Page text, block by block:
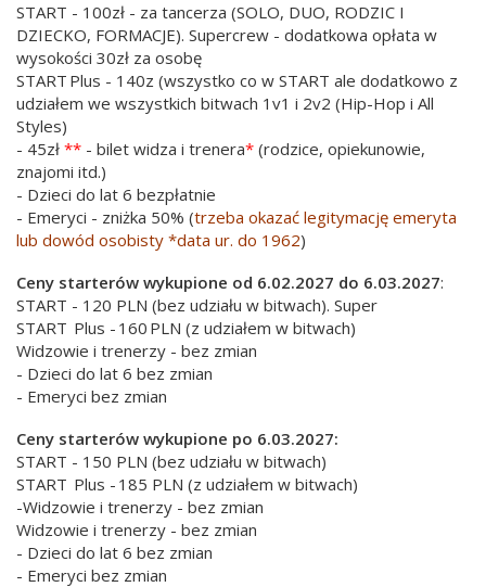
START - 100zł - za tancerza (SOLO, DUO, RODZIC I
DZIECKO, FORMACJE). Supercrew - dodatkowa opłata w
wysokości 30zł za osobę
START Plus - 140z (wszystko co w START ale dodatkowo z
udziałem we wszystkich bitwach 1v1 i 2v2 (Hip-Hop i All
Styles)
- 45zł ** - bilet widza i trenera* (rodzice, opiekunowie,
znajomi itd.)
- Dzieci do lat 6 bezpłatnie
- Emeryci - zniżka 50% (trzeba okazać legitymację emeryta
lub dowód osobisty *data ur. do 1962)
Ceny starterów wykupione od 6.02.2027 do 6.03.2027:
START - 120 PLN (bez udziału w bitwach). Super
START Plus - 160 PLN (z udziałem w bitwach)
Widzowie i trenerzy - bez zmian
- Dzieci do lat 6 bez zmian
- Emeryci bez zmian
Ceny starterów wykupione po 6.03.2027:
START - 150 PLN (bez udziału w bitwach)
START Plus - 185 PLN (z udziałem w bitwach)
-Widzowie i trenerzy - bez zmian
Widzowie i trenerzy - bez zmian
- Dzieci do lat 6 bez zmian
- Emeryci bez zmian